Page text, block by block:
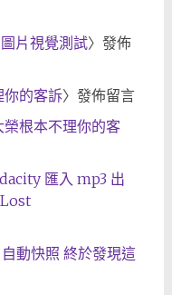
片視覺測試〉發佈
你的客訴〉發佈留言
榮根本不理你的客
匯入 mp3 出
動快照 終於發現這